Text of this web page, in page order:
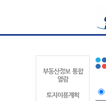
부동산정보 통합
열람
토지이용계획